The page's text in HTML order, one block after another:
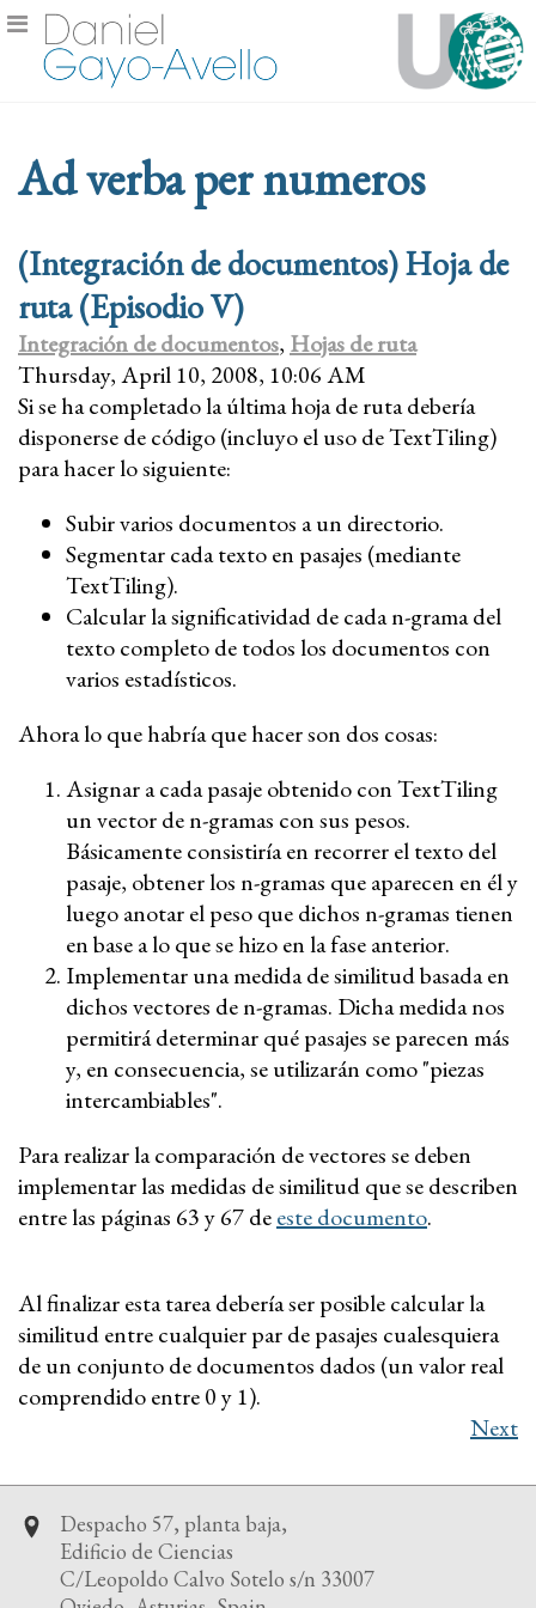
Ad verba per numeros
(Integración de documentos) Hoja de
ruta (Episodio V)
Integración de documentos, Hojas de ruta
Thursday, April 10, 2008, 10:06 AM
Si se ha completado la última hoja de ruta debería
disponerse de código (incluyo el uso de TextTiling)
para hacer lo siguiente:
Subir varios documentos a un directorio.
Segmentar cada texto en pasajes (mediante
TextTiling).
Calcular la significatividad de cada n-grama del
texto completo de todos los documentos con
varios estadísticos.
Ahora lo que habría que hacer son dos cosas:
Asignar a cada pasaje obtenido con TextTiling
un vector de n-gramas con sus pesos.
Básicamente consistiría en recorrer el texto del
pasaje, obtener los n-gramas que aparecen en él y
luego anotar el peso que dichos n-gramas tienen
en base a lo que se hizo en la fase anterior.
Implementar una medida de similitud basada en
dichos vectores de n-gramas. Dicha medida nos
permitirá determinar qué pasajes se parecen más
y, en consecuencia, se utilizarán como "piezas
intercambiables".
Para realizar la comparación de vectores se deben
implementar las medidas de similitud que se describen
entre las páginas 63 y 67 deeste documento.
Al finalizar esta tarea debería ser posible calcular la
similitud entre cualquier par de pasajes cualesquiera
de un conjunto de documentos dados (un valor real
comprendido entre 0 y 1).
Next
Despacho 57, planta baja,
Edificio de Ciencias
C/Leopoldo Calvo Sotelo s/n 33007